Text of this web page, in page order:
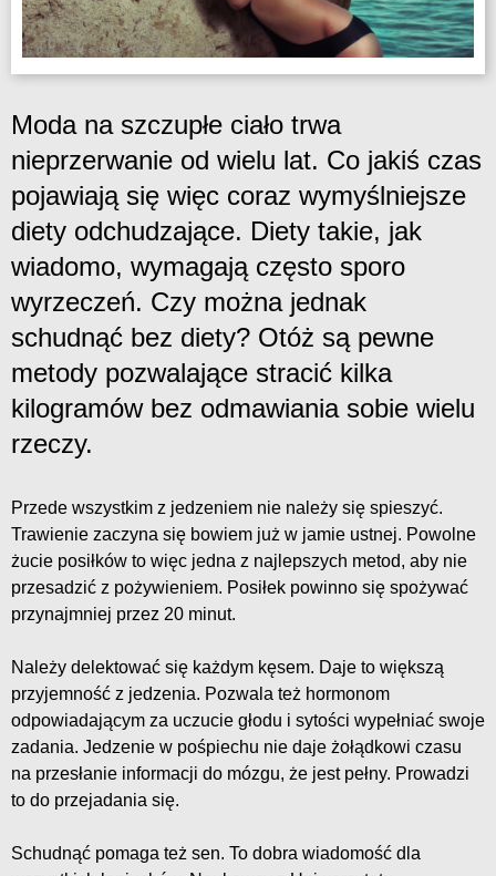
Moda na szczupłe ciało trwa
nieprzerwanie od wielu lat. Co jakiś czas
pojawiają się więc coraz wymyślniejsze
diety odchudzające. Diety takie, jak
wiadomo, wymagają często sporo
wyrzeczeń. Czy można jednak
schudnąć bez diety? Otóż są pewne
metody pozwalające stracić kilka
kilogramów bez odmawiania sobie wielu
rzeczy.
Przede wszystkim z jedzeniem nie należy się spieszyć.
Trawienie zaczyna się bowiem już w jamie ustnej. Powolne
żucie posiłków to więc jedna z najlepszych metod, aby nie
przesadzić z pożywieniem. Posiłek powinno się spożywać
przynajmniej przez 20 minut.
Należy delektować się każdym kęsem. Daje to większą
przyjemność z jedzenia. Pozwala też hormonom
odpowiadającym za uczucie głodu i sytości wypełniać swoje
zadania. Jedzenie w pośpiechu nie daje żołądkowi czasu
na przesłanie informacji do mózgu, że jest pełny. Prowadzi
to do przejadania się.
Schudnąć pomaga też sen. To dobra wiadomość dla